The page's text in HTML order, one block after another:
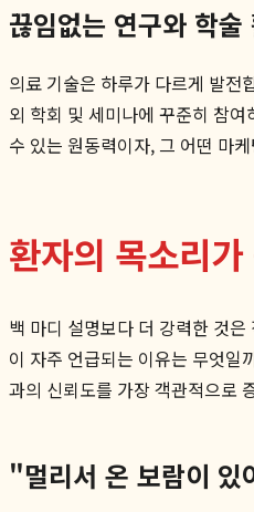
끊임없는 연구와 학술
의료 기술은 하루가 다르게 발전
외 학회 및 세미나에 꾸준히 참
수 있는 원동력이자, 그 어떤 마
환자의 목소리
백 마디 설명보다 더 강력한 것
이 자주 언급되는 이유는 무엇일
과의 신뢰도를 가장 객관적으로
"멀리서 온 보람이 있